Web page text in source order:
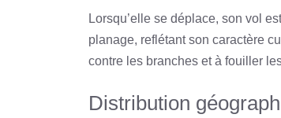
Lorsqu’elle se déplace, son vol
planage, reflétant son caractère
contre les branches et à fouiller
Distribution